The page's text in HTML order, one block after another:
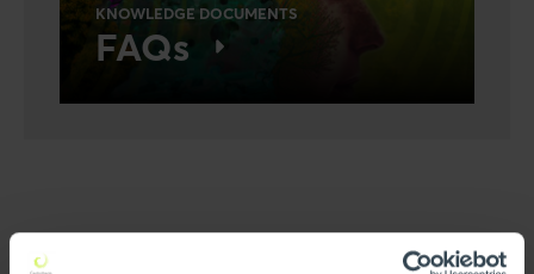
KNOWLEDGE DOCUMENTS
FAQs